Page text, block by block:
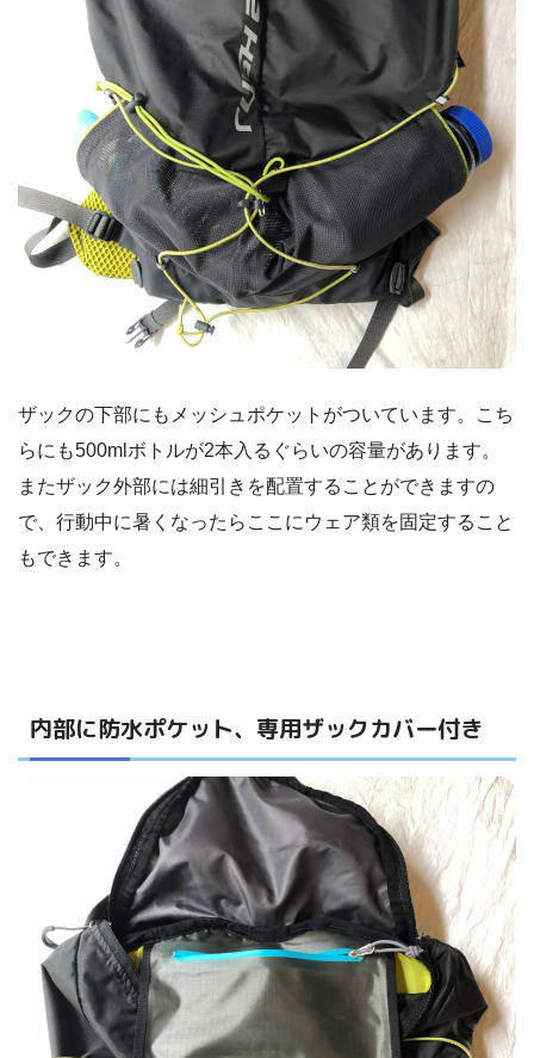
ザックの下部にもメッシュポケットがついています。こち
らにも500mlボトルが2本入るぐらいの容量があります。
またザック外部には細引きを配置することができますの
で、行動中に暑くなったらここにウェア類を固定すること
もできます。
内部に防水ポケット、専用ザックカバー付き